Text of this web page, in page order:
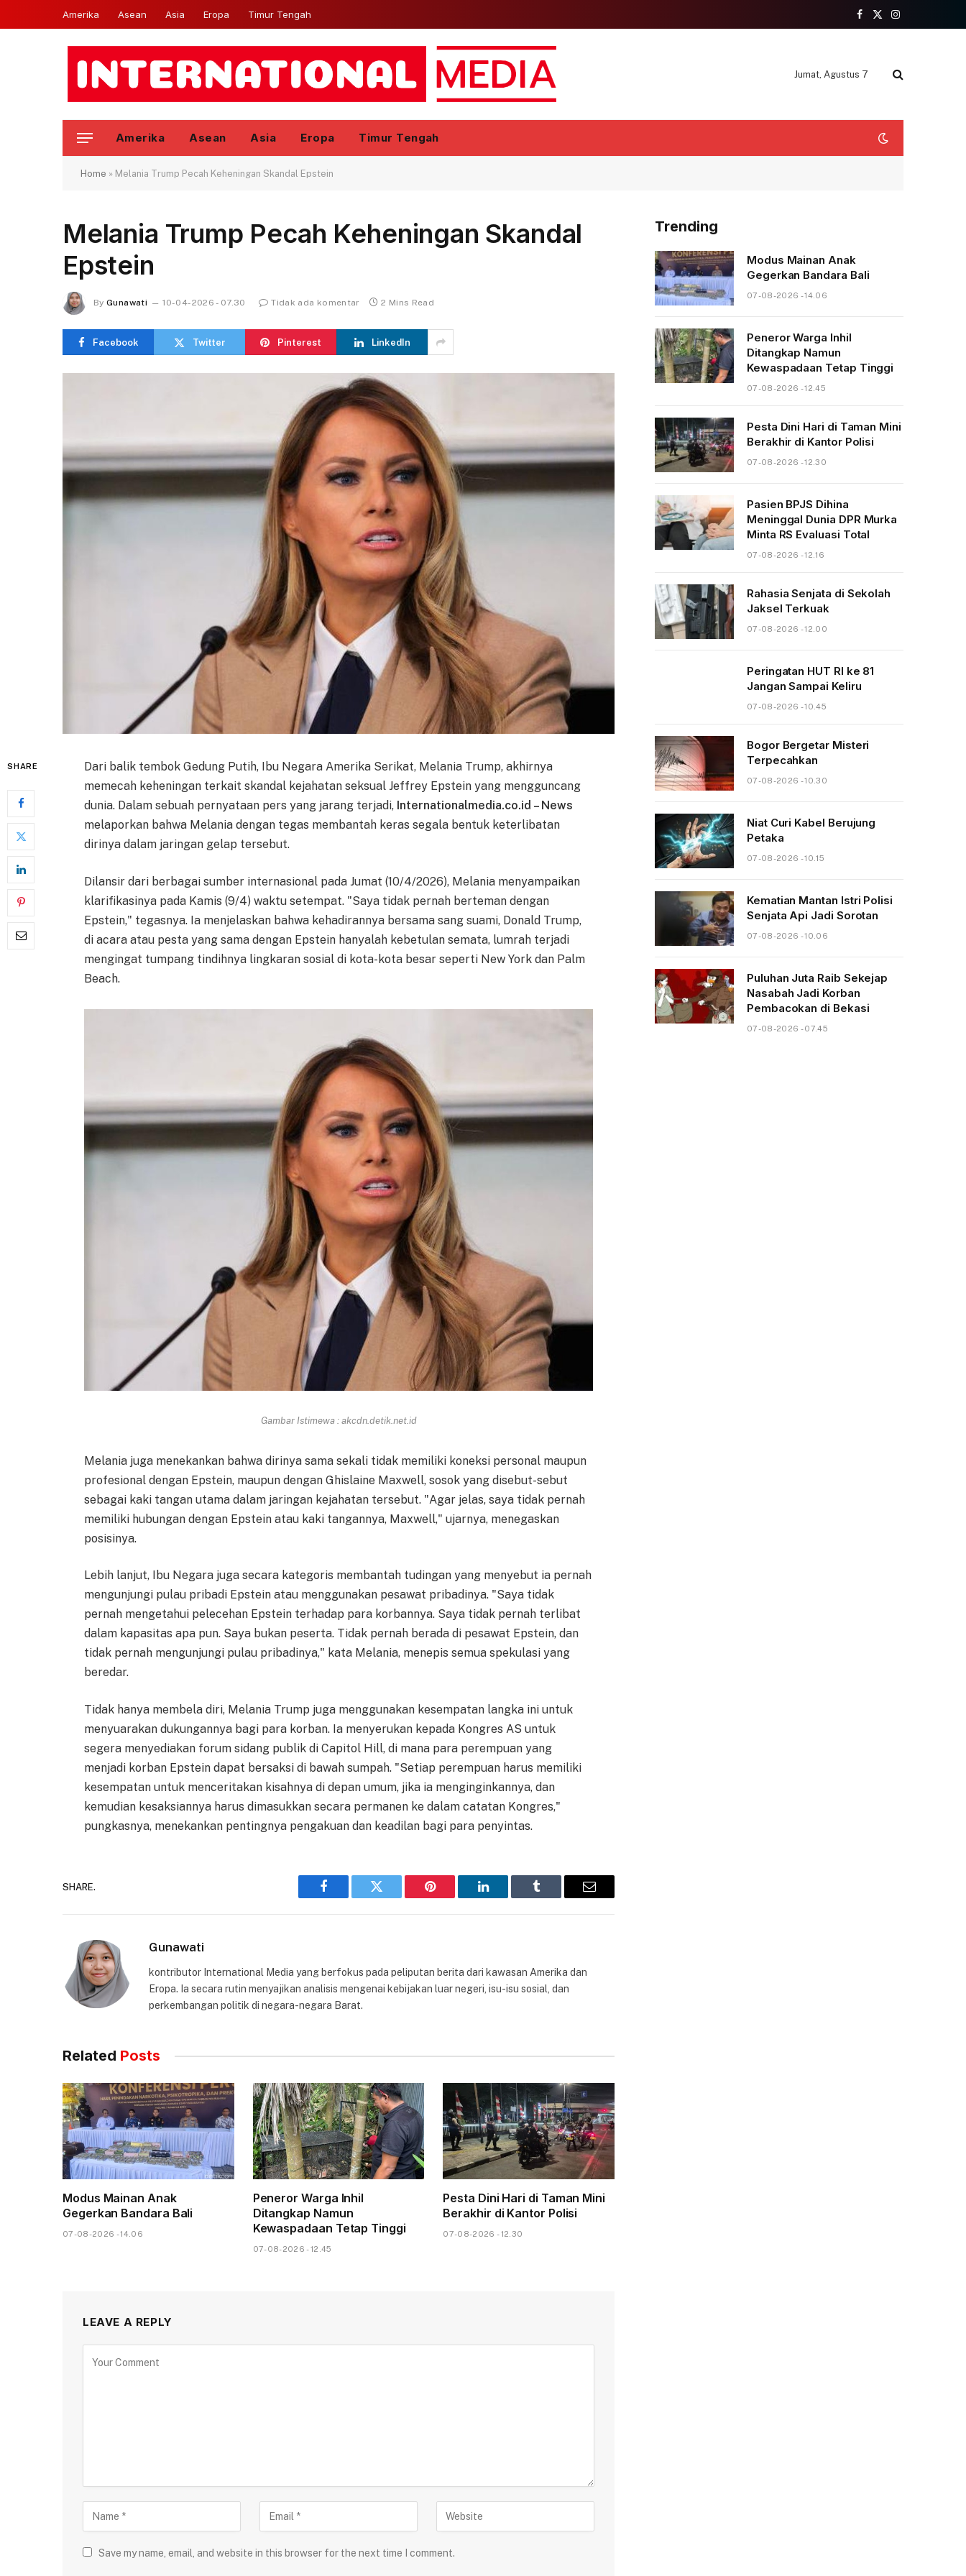
Amerika Asean Asia Eropa Timur Tengah
Facebook
X
Instagram
Jumat, Agustus 7
Amerika Asean Asia Eropa Timur Tengah
Home » Melania Trump Pecah Keheningan Skandal Epstein
Melania Trump Pecah Keheningan Skandal
Epstein
By Gunawati 10-04-2026 - 07.30 Tidak ada komentar 2 Mins Read
Facebook Twitter Pinterest LinkedIn
SHARE
Dari balik tembok Gedung Putih, Ibu Negara Amerika Serikat, Melania Trump, akhirnya
memecah keheningan terkait skandal kejahatan seksual Jeffrey Epstein yang mengguncang
dunia. Dalam sebuah pernyataan pers yang jarang terjadi, Internationalmedia.co.id – News
melaporkan bahwa Melania dengan tegas membantah keras segala bentuk keterlibatan
dirinya dalam jaringan gelap tersebut.
Dilansir dari berbagai sumber internasional pada Jumat (10/4/2026), Melania menyampaikan
klarifikasinya pada Kamis (9/4) waktu setempat. "Saya tidak pernah berteman dengan
Epstein," tegasnya. Ia menjelaskan bahwa kehadirannya bersama sang suami, Donald Trump,
di acara atau pesta yang sama dengan Epstein hanyalah kebetulan semata, lumrah terjadi
mengingat tumpang tindihnya lingkaran sosial di kota-kota besar seperti New York dan Palm
Beach.
Gambar Istimewa : akcdn.detik.net.id
Melania juga menekankan bahwa dirinya sama sekali tidak memiliki koneksi personal maupun
profesional dengan Epstein, maupun dengan Ghislaine Maxwell, sosok yang disebut-sebut
sebagai kaki tangan utama dalam jaringan kejahatan tersebut. "Agar jelas, saya tidak pernah
memiliki hubungan dengan Epstein atau kaki tangannya, Maxwell," ujarnya, menegaskan
posisinya.
Lebih lanjut, Ibu Negara juga secara kategoris membantah tudingan yang menyebut ia pernah
mengunjungi pulau pribadi Epstein atau menggunakan pesawat pribadinya. "Saya tidak
pernah mengetahui pelecehan Epstein terhadap para korbannya. Saya tidak pernah terlibat
dalam kapasitas apa pun. Saya bukan peserta. Tidak pernah berada di pesawat Epstein, dan
tidak pernah mengunjungi pulau pribadinya," kata Melania, menepis semua spekulasi yang
beredar.
Tidak hanya membela diri, Melania Trump juga menggunakan kesempatan langka ini untuk
menyuarakan dukungannya bagi para korban. Ia menyerukan kepada Kongres AS untuk
segera menyediakan forum sidang publik di Capitol Hill, di mana para perempuan yang
menjadi korban Epstein dapat bersaksi di bawah sumpah. "Setiap perempuan harus memiliki
kesempatan untuk menceritakan kisahnya di depan umum, jika ia menginginkannya, dan
kemudian kesaksiannya harus dimasukkan secara permanen ke dalam catatan Kongres,"
pungkasnya, menekankan pentingnya pengakuan dan keadilan bagi para penyintas.
SHARE.
Facebook Twitter Pinterest LinkedIn Tumblr Email
Gunawati
kontributor International Media yang berfokus pada peliputan berita dari kawasan Amerika dan
Eropa. Ia secara rutin menyajikan analisis mengenai kebijakan luar negeri, isu-isu sosial, dan
perkembangan politik di negara-negara Barat.
Related Posts
Modus Mainan Anak
Gegerkan Bandara Bali
07-08-2026 - 14.06
Peneror Warga Inhil
Ditangkap Namun
Kewaspadaan Tetap Tinggi
07-08-2026 - 12.45
Pesta Dini Hari di Taman Mini
Berakhir di Kantor Polisi
07-08-2026 - 12.30
LEAVE A REPLY
Save my name, email, and website in this browser for the next time I comment.
Trending
Modus Mainan Anak
Gegerkan Bandara Bali
07-08-2026 - 14.06
Peneror Warga Inhil
Ditangkap Namun
Kewaspadaan Tetap Tinggi
07-08-2026 - 12.45
Pesta Dini Hari di Taman Mini
Berakhir di Kantor Polisi
07-08-2026 - 12.30
Pasien BPJS Dihina
Meninggal Dunia DPR Murka
Minta RS Evaluasi Total
07-08-2026 - 12.16
Rahasia Senjata di Sekolah
Jaksel Terkuak
07-08-2026 - 12.00
Peringatan HUT RI ke 81
Jangan Sampai Keliru
07-08-2026 - 10.45
Bogor Bergetar Misteri
Terpecahkan
07-08-2026 - 10.30
Niat Curi Kabel Berujung
Petaka
07-08-2026 - 10.15
Kematian Mantan Istri Polisi
Senjata Api Jadi Sorotan
07-08-2026 - 10.06
Puluhan Juta Raib Sekejap
Nasabah Jadi Korban
Pembacokan di Bekasi
07-08-2026 - 07.45